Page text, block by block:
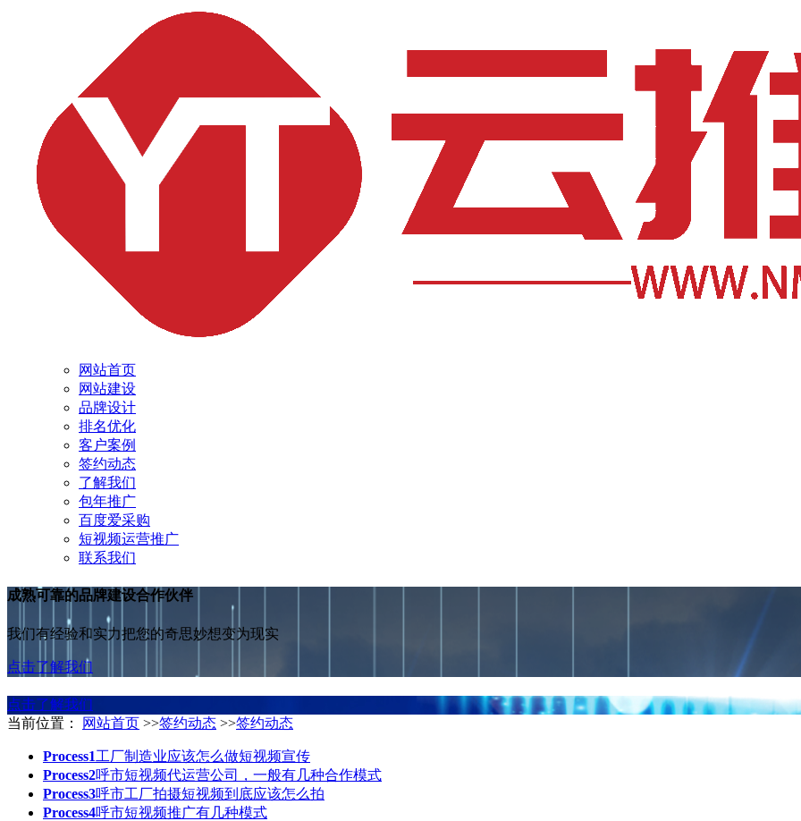
网站首页
网站建设
品牌设计
排名优化
客户案例
签约动态
了解我们
包年推广
百度爱采购
短视频运营推广
联系我们
成熟可靠的品牌建设合作伙伴
我们有经验和实力把您的奇思妙想变为现实
点击了解我们
点击了解我们
当前位置：
网站首页 >>签约动态 >>签约动态
Process1工厂制造业应该怎么做短视频宣传
Process2呼市短视频代运营公司，一般有几种合作模式
Process3呼市工厂拍摄短视频到底应该怎么拍
Process4呼市短视频推广有几种模式